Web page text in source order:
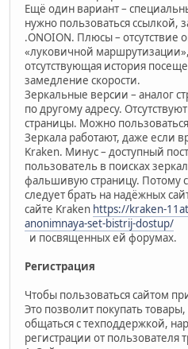
Ещё один вариант –
нужно пользоваться ссылкой,
.ONOION. Плюсы – отсутствие
«луковичной
отсутствующая история
замедление скорости.
Зеркальные версии – аналог
по другому адресу.
страницы. Можно
Зеркала работают, даже если
Kraken. Минус – доступный
пользователь в поисках
фальшивую страницу. Потому
следует брать на надёжных
сайте Kraken https://kraken-
anonimnaya-set-bistrij-dostup/
и посвященных ей форумах.
Регистрация
Чтобы пользоваться сайтом
Это позволит покупать
общаться с техподдержкой,
регистрации от пользователя